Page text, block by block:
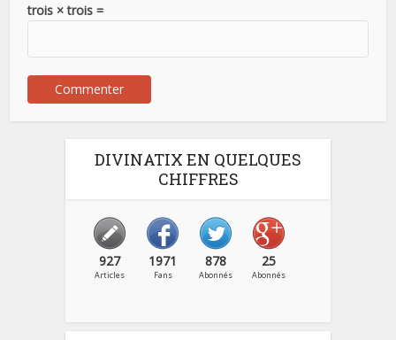
trois × trois =
DIVINATIX EN QUELQUES
CHIFFRES
927
Articles
1971
Fans
878
Abonnés
25
Abonnés